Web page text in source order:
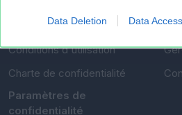
Data Deletion Data Access
Présentation
Conditions d'utilisation
Charte de confidentialité
Paramètres de
confidentialité